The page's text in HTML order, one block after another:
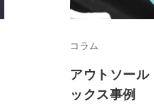
コラム
アウトソール
ックス事例